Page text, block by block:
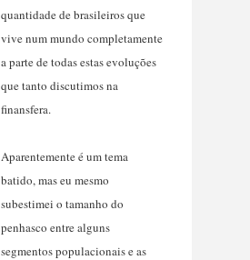
quantidade de brasileiros que
vive num mundo completamente
a parte de todas estas evoluções
que tanto discutimos na
finansfera.
Aparentemente é um tema
batido, mas eu mesmo
subestimei o tamanho do
penhasco entre alguns
segmentos populacionais e as